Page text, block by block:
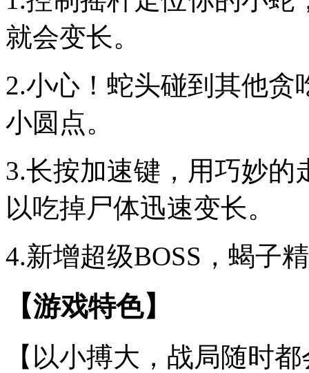
就会变长。
2.小心！蛇头碰到其他
小圆点。
3.长按加速键，用巧妙
以吃掉尸体迅速变长。
4.新增超级BOSS，蝎子
【游戏特色】
【以小搏大，战局随时